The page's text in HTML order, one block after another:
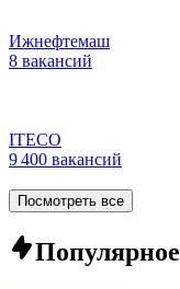
Ижнефтемаш
8 вакансий
ITECO
9 400 вакансий
Посмотреть все
Популярное